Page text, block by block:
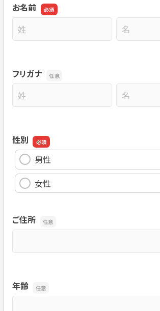
お名前
名前の名
フリガナ
名前の名
性別
男性
女性
ご住所
年齢